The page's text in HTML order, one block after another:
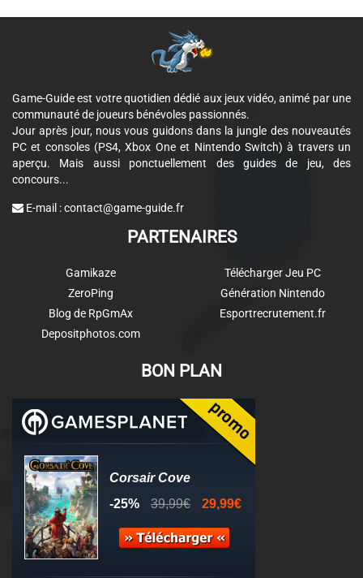
Game-Guide est votre quotidien dédié aux jeux vidéo, animé par une
communauté de joueurs bénévoles passionnés.
Jour après jour, nous vous guidons dans la jungle des nouveautés
PC et consoles (PS4, Xbox One et Nintendo Switch) à travers un
aperçu. Mais aussi ponctuellement des guides de jeu, des
concours...
E-mail :contact@game-guide.fr
PARTENAIRES
Gamikaze
ZeroPing
Blog de RpGmAx
Depositphotos.com
Télécharger Jeu PC
Génération Nintendo
Esportrecrutement.fr
BON PLAN